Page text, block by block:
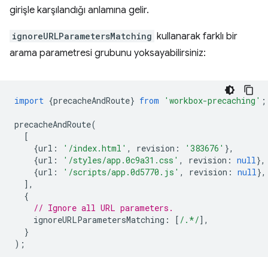
girişle karşılandığı anlamına gelir.
ignoreURLParametersMatching kullanarak farklı bir
arama parametresi grubunu yoksayabilirsiniz:
import {precacheAndRoute} from 'workbox-precaching' ;
precacheAndRoute(
[
{url : '/index.html' , revision : '383676' },
{url : '/styles/app.0c9a31.css' , revision : null},
{url : '/scripts/app.0d5770.js' , revision : null},
],
{
// Ignore all URL parameters.
ignoreURLParametersMatching : [ /.*/],
}
);